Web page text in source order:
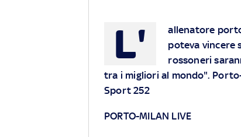
L'
allenatore
poteva vincere
rossoneri
tra i migliori al mondo".
Sport 252
PORTO-MILAN LIVE